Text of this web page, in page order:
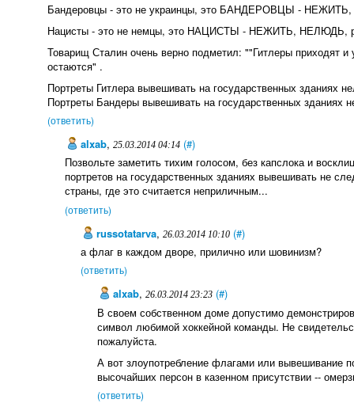
Бандеровцы - это не украинцы, это БАНДЕРОВЦЫ - НЕЖИТЬ,
Нацисты - это не немцы, это НАЦИСТЫ - НЕЖИТЬ, НЕЛЮДЬ,
Товарищ Сталин очень верно подметил: ""Гитлеры приходят и
остаются" .
Портреты Гитлера вывешивать на государственных зданиях
Портреты Бандеры вывешивать на государственных зданиях
(ответить)
alxab, 25.03.2014 04:14 (#)
Позвольте заметить тихим голосом, без капслока и
портретов на государственных зданиях вывешивать не
страны, где это считается неприличным...
(ответить)
russotatarva,26.03.2014 10:10 (#)
а флаг в каждом дворе, прилично или шовинизм?
(ответить)
alxab, 26.03.2014 23:23 (#)
В своем собственном доме допустимо
символ любимой хоккейной команды. Не
пожалуйста.
А вот злоупотребление флагами или вывешивание
высочайших персон в казенном присутствии --
(ответить)